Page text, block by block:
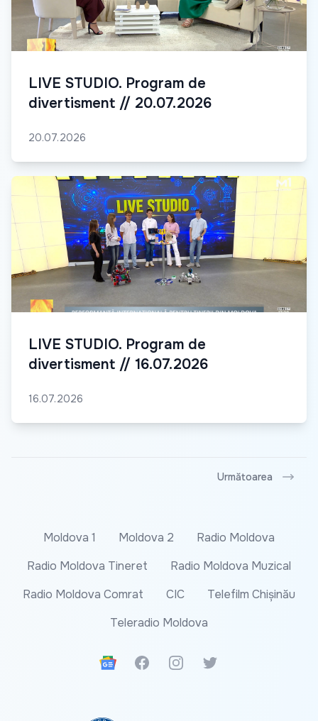
LIVE STUDIO. Program de
divertisment // 20.07.2026
20.07.2026
LIVE STUDIO. Program de
divertisment // 16.07.2026
16.07.2026
Următoarea
Moldova 1 Moldova 2
Radio Moldova
Radio Moldova Tineret
Radio Moldova Muzical
Radio Moldova Comrat
CIC
Telefilm Chișinău
Teleradio Moldova
Google News
FacebookInstagramTwitter